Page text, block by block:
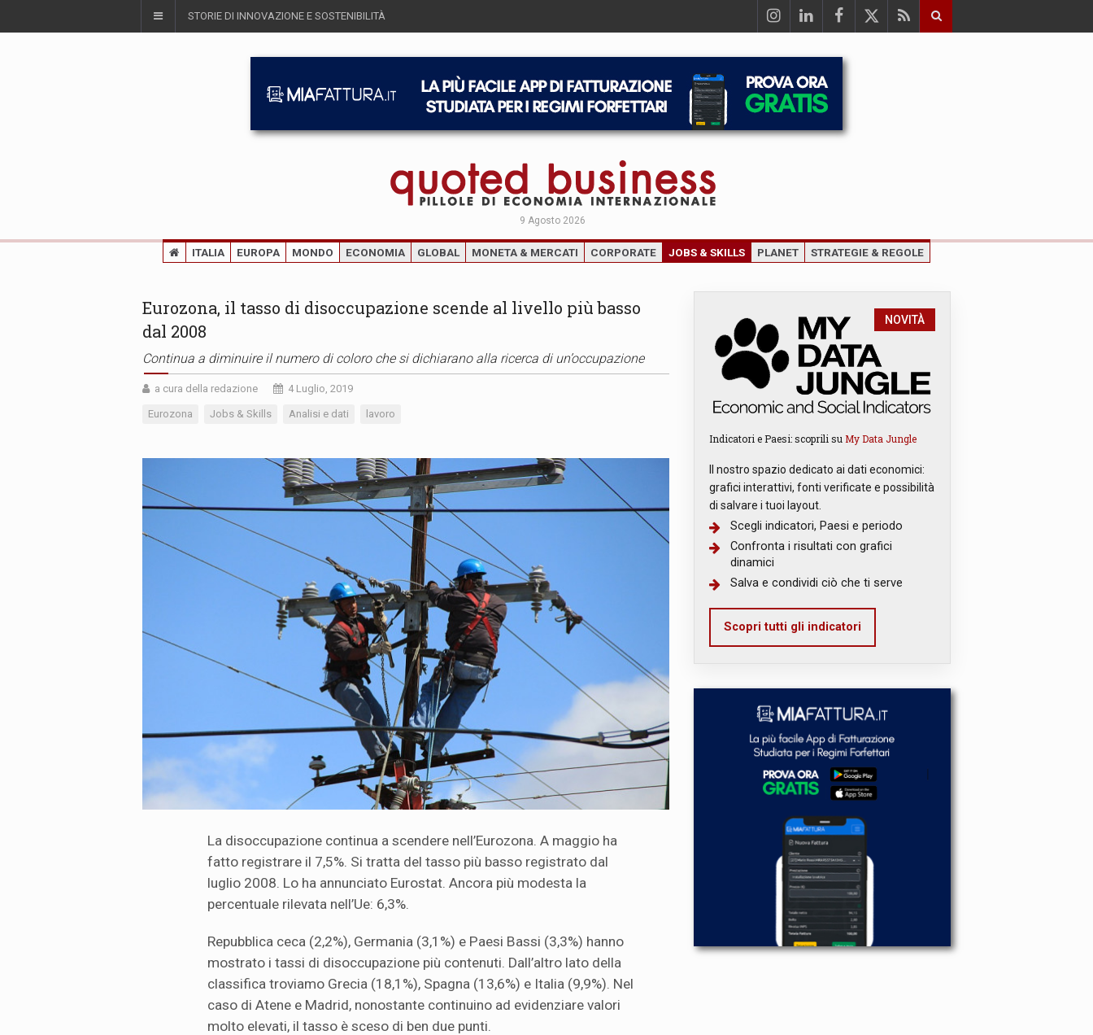
STORIE DI INNOVAZIONE E SOSTENIBILITÀ
9 Agosto 2026
ITALIA EUROPA MONDO ECONOMIA GLOBAL MONETA & MERCATI CORPORATE JOBS & SKILLS PLANET STRATEGIE & REGOLE
Eurozona, il tasso di disoccupazione scende al livello più basso
dal 2008
Continua a diminuire il numero di coloro che si dichiarano alla ricerca di un’occupazione
a cura della redazione 4 Luglio, 2019
Eurozona Jobs & Skills Analisi e dati lavoro
La disoccupazione continua a scendere nell’Eurozona. A maggio ha
fatto registrare il 7,5%. Si tratta del tasso più basso registrato dal
luglio 2008. Lo ha annunciato Eurostat. Ancora più modesta la
percentuale rilevata nell’Ue: 6,3%.
Repubblica ceca (2,2%), Germania (3,1%) e Paesi Bassi (3,3%) hanno
mostrato i tassi di disoccupazione più contenuti. Dall’altro lato della
classifica troviamo Grecia (18,1%), Spagna (13,6%) e Italia (9,9%). Nel
caso di Atene e Madrid, nonostante continuino ad evidenziare valori
molto elevati, il tasso è sceso di ben due punti.
NOVITÀ
Indicatori e Paesi: scoprili su My Data Jungle
Il nostro spazio dedicato ai dati economici:
grafici interattivi, fonti verificate e possibilità
di salvare i tuoi layout.
Scegli indicatori, Paesi e periodo
Confronta i risultati con grafici
dinamici
Salva e condividi ciò che ti serve
Scopri tutti gli indicatori